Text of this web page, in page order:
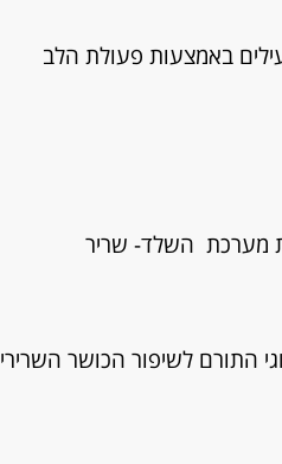
באמצעות פעולת הלב
מערכת השלד- שריר
התורם לשיפור הכושר השרירי